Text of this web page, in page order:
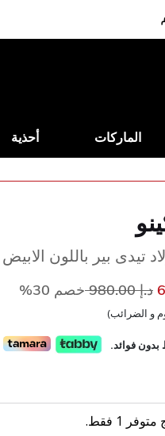
الماركات أحذية
تيدى بير باللون
سعر مخفض مند.إ 980.00 إلى
خصم 30%
و الضرائب)
بدون فوائد.